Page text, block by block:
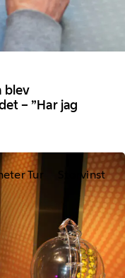
blev
– ”Har jag
Tur Storvinst